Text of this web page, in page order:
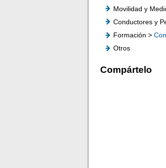
Movilidad y
Conductores y
Formación >
Otros
Compártelo